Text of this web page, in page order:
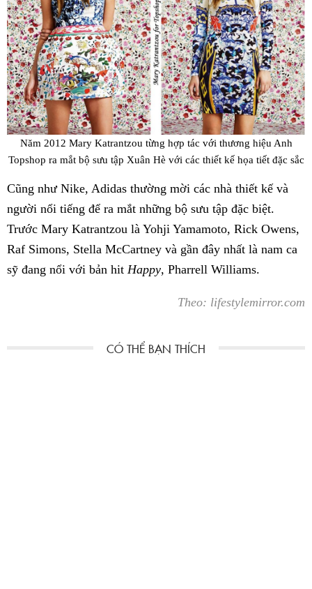
Năm 2012 Mary Katrantzou từng hợp tác với thương hiệu Anh
Topshop ra mắt bộ sưu tập Xuân Hè với các thiết kế họa tiết đặc sắc
Cũng như Nike, Adidas thường mời các nhà thiết kế và
người nổi tiếng để ra mắt những bộ sưu tập đặc biệt.
Trước Mary Katrantzou là Yohji Yamamoto, Rick Owens,
Raf Simons, Stella McCartney và gần đây nhất là nam ca
sỹ đang nổi với bản hit Happy, Pharrell Williams.
Theo: lifestylemirror.com